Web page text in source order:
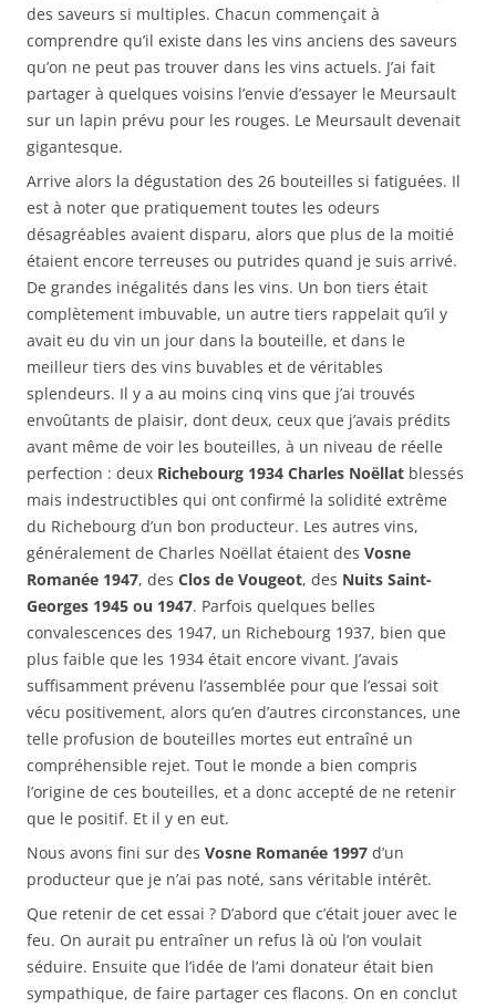
des saveurs si multiples. Chacun commençait à
comprendre qu’il existe dans les vins anciens des saveurs
qu’on ne peut pas trouver dans les vins actuels. J’ai fait
partager à quelques voisins l’envie d’essayer le Meursault
sur un lapin prévu pour les rouges. Le Meursault devenait
gigantesque.
Arrive alors la dégustation des 26 bouteilles si fatiguées. Il
est à noter que pratiquement toutes les odeurs
désagréables avaient disparu, alors que plus de la moitié
étaient encore terreuses ou putrides quand je suis arrivé.
De grandes inégalités dans les vins. Un bon tiers était
complètement imbuvable, un autre tiers rappelait qu’il y
avait eu du vin un jour dans la bouteille, et dans le
meilleur tiers des vins buvables et de véritables
splendeurs. Il y a au moins cinq vins que j’ai trouvés
envoûtants de plaisir, dont deux, ceux que j’avais prédits
avant même de voir les bouteilles, à un niveau de réelle
perfection : deux Richebourg 1934 Charles Noëllat blessés
mais indestructibles qui ont confirmé la solidité extrême
du Richebourg d’un bon producteur. Les autres vins,
généralement de Charles Noëllat étaient des Vosne
Romanée 1947, des Clos de Vougeot, des Nuits Saint-
Georges 1945 ou 1947. Parfois quelques belles
convalescences des 1947, un Richebourg 1937, bien que
plus faible que les 1934 était encore vivant. J’avais
suffisamment prévenu l’assemblée pour que l’essai soit
vécu positivement, alors qu’en d’autres circonstances, une
telle profusion de bouteilles mortes eut entraîné un
compréhensible rejet. Tout le monde a bien compris
l’origine de ces bouteilles, et a donc accepté de ne retenir
que le positif. Et il y en eut.
Nous avons fini sur des Vosne Romanée 1997 d’un
producteur que je n’ai pas noté, sans véritable intérêt.
Que retenir de cet essai ? D’abord que c’était jouer avec le
feu. On aurait pu entraîner un refus là où l’on voulait
séduire. Ensuite que l’idée de l’ami donateur était bien
sympathique, de faire partager ces flacons. On en conclut